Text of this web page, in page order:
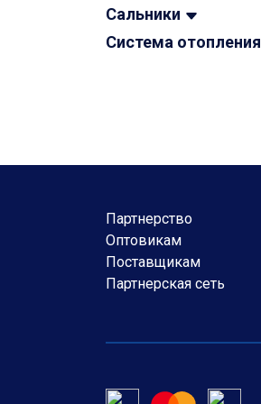
Сальники
Система отопления
Партнерство
Оптовикам
Поставщикам
Партнерская сеть